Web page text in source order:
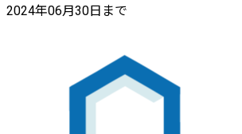
2024年06月30日まで